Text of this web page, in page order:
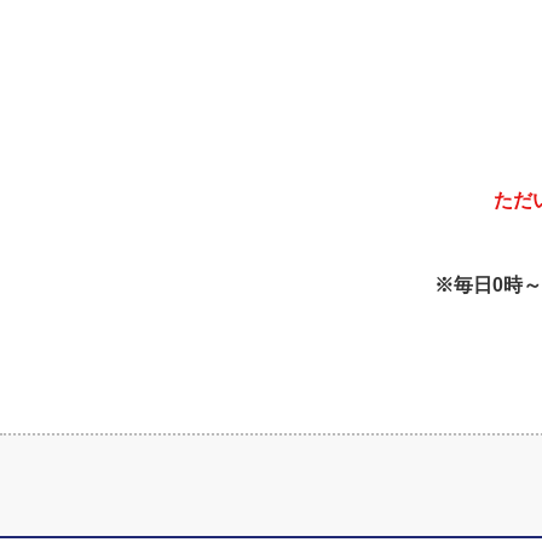
ただ
※毎日0時～